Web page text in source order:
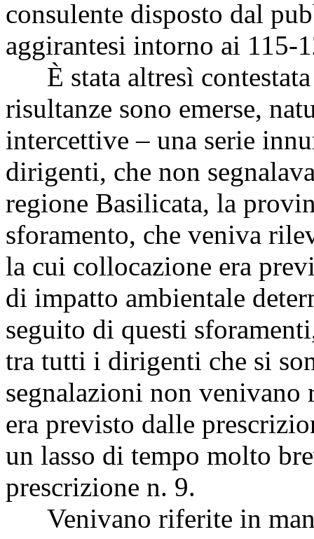
consulente disposto dal
aggirantesi intorno ai 115-
È stata altresì
risultanze sono emerse,
intercettive – una serie
dirigenti, che non
regione Basilicata, la
sforamento, che veniva
la cui collocazione era
di impatto ambientale
seguito di questi
tra tutti i dirigenti che si
segnalazioni non venivano
era previsto dalle
un lasso di tempo molto
prescrizione n. 9.
Venivano riferite in